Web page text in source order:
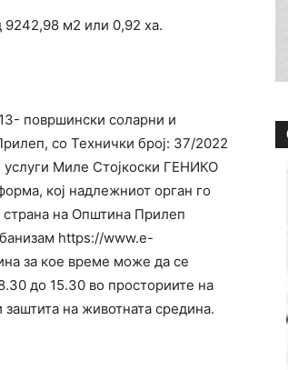
м2 или 0,92 ха.
површински соларни и
со Технички број: 37/2022
услуги Миле Стојкоски ГЕНИКО
кој надлежниот орган го
страна на Општина Прилеп
https://www.e-
за кое време може да се
до 15.30 во просториите на
на животната средина.